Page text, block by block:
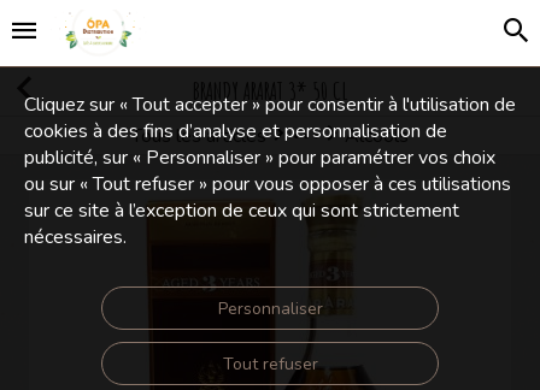
BRANDY ARARAT 3* 50 CL
Tous les articles
Boissons Alcoolisées
Alcools
Cliquez sur « Tout accepter » pour consentir à l'utilisation de
cookies à des fins d’analyse et personnalisation de
publicité, sur « Personnaliser » pour paramétrer vos choix
ou sur « Tout refuser » pour vous opposer à ces utilisations
sur ce site à l’exception de ceux qui sont strictement
nécessaires.
Personnaliser
Tout refuser